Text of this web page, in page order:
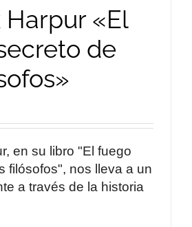
Harpur «El
de
en su libro "El fuego
filósofos", nos lleva a un
a través de la historia